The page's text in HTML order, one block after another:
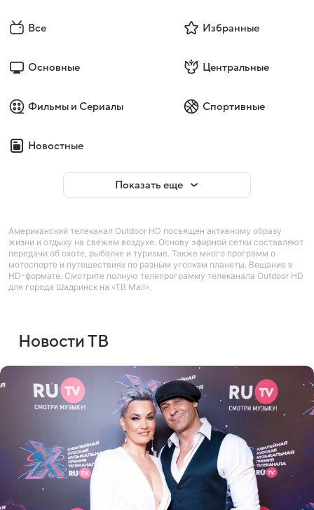
Все Избранные
Основные Центральные
Фильмы и Сериалы Спортивные
Новостные
Показать еще
Американский телеканал Outdoor HD посвящен активному образу
жизни и отдыху на свежем воздухе. Основу эфирной сетки составляют
передачи об охоте, рыбалке и туризме. Также много программ о
мотоспорте и путешествиях по разным уголкам планеты. Вещание в
HD-формате. Смотрите полную телепрограмму телеканала Outdoor HD
для города Шадринск на «ТВ Mail».
Новости ТВ